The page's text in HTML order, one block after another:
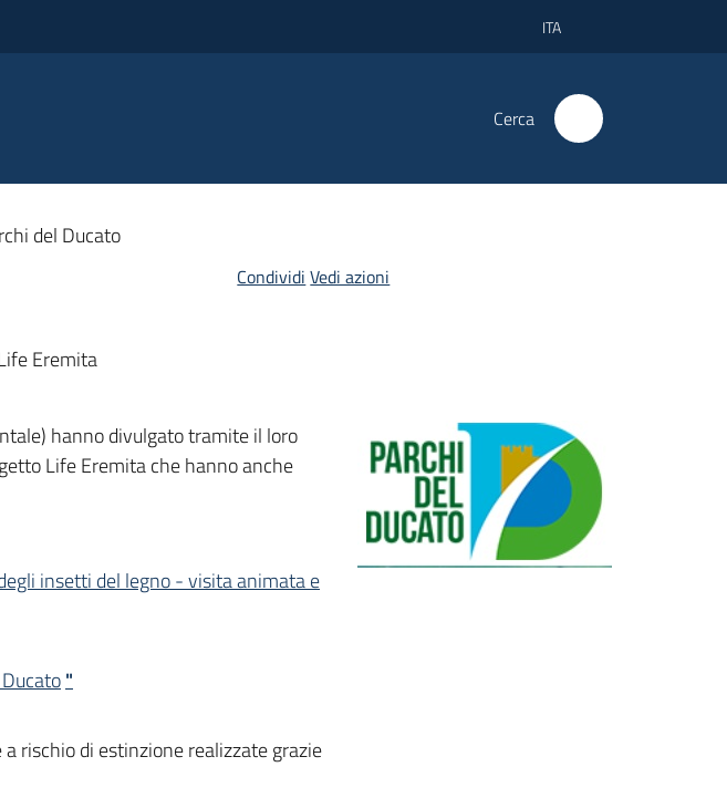
ITA
Cerca
del Ducato
Eremita
Condividi Vedi azioni
hanno divulgato tramite il loro
Life Eremita che hanno anche
insetti del legno - visita animata e
"
rischio di estinzione realizzate grazie